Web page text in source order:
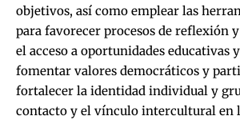
objetivos, así como emplear las
para favorecer procesos de reflexión
el acceso a oportunidades educativas
fomentar valores democráticos y
fortalecer la identidad individual y
contacto y el vínculo intercultural en